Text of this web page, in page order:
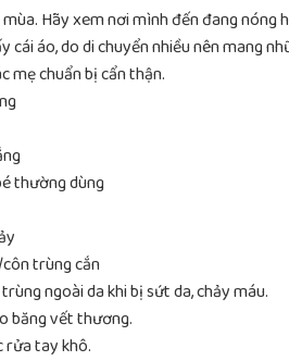
Hãy xem nơi mình đến đang
cái áo, do di chuyển nhiều nên mang
mẹ chuẩn bị cẩn thận.
thường dùng
trùng cắn
ngoài da khi bị sứt da, chảy máu.
băng vết thương.
rửa tay khô.